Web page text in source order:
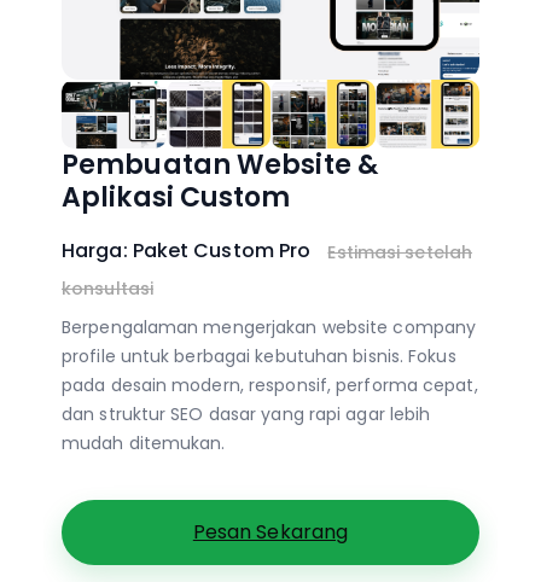
Pembuatan Website &
Aplikasi Custom
Harga: Paket Custom Pro
Estimasi setelah
konsultasi
Berpengalaman mengerjakan website company
profile untuk berbagai kebutuhan bisnis. Fokus
pada desain modern, responsif, performa cepat,
dan struktur SEO dasar yang rapi agar lebih
mudah ditemukan.
Pesan Sekarang